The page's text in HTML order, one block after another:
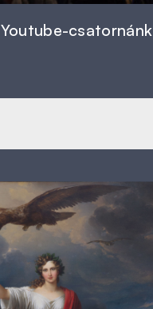
Youtube-csatornánk